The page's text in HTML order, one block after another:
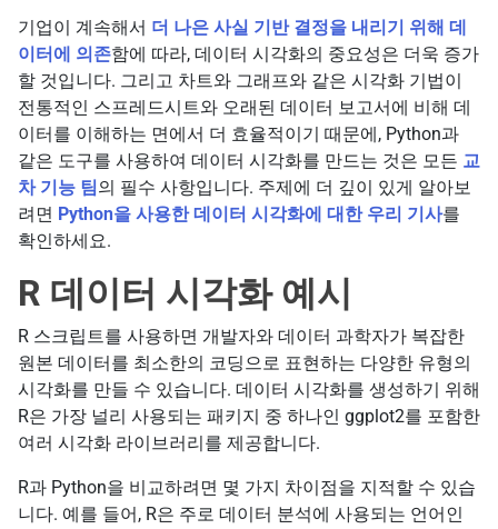
기업이 계속해서 더 나은 사실 기반 결정을 내리기 위해 데
이터에 의존함에 따라, 데이터 시각화의 중요성은 더욱 증가
할 것입니다. 그리고 차트와 그래프와 같은 시각화 기법이
전통적인 스프레드시트와 오래된 데이터 보고서에 비해 데
이터를 이해하는 면에서 더 효율적이기 때문에, Python과
같은 도구를 사용하여 데이터 시각화를 만드는 것은 모든 교
차 기능 팀 의 필수 사항입니다. 주제에 더 깊이 있게 알아보
려면 Python을 사용한 데이터 시각화에 대한 우리 기사를
확인하세요.
R 데이터 시각화 예시
R 스크립트를 사용하면 개발자와 데이터 과학자가 복잡한
원본 데이터를 최소한의 코딩으로 표현하는 다양한 유형의
시각화를 만들 수 있습니다. 데이터 시각화를 생성하기 위해
R은 가장 널리 사용되는 패키지 중 하나인 ggplot2를 포함한
여러 시각화 라이브러리를 제공합니다.
R과 Python을 비교하려면 몇 가지 차이점을 지적할 수 있습
니다. 예를 들어, R은 주로 데이터 분석에 사용되는 언어인